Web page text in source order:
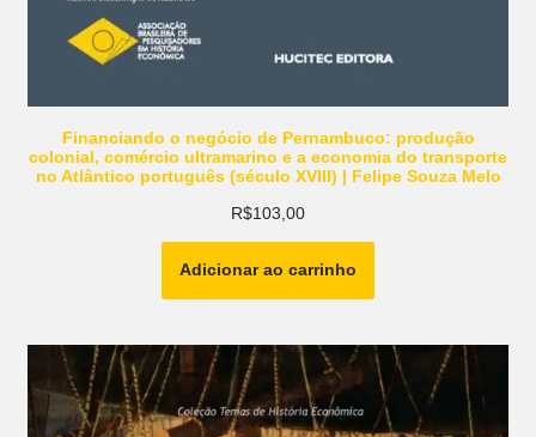
Financiando o negócio de Pernambuco: produção
colonial, comércio ultramarino e a economia do transporte
no Atlântico português (século XVIII) | Felipe Souza Melo
R$103,00
Adicionar ao carrinho